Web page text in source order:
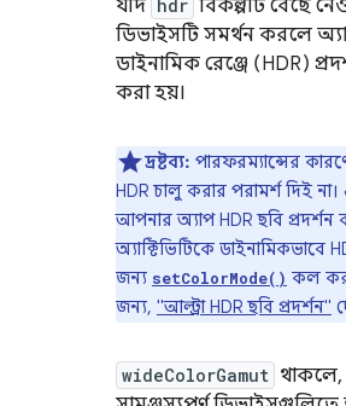
যদি hdr বিকল্পটি বেছে
ডিভাইসটি সমর্থন করলে
ডাইনামিক রেঞ্জে (HDR)
করা হয়।
দ্রষ্টব্য: পারফরম্যান্সের
HDR চালু করার পরামর্শ দিই
আপনার অ্যাপ HDR ছবি প্রদর্শন
অ্যাক্টিভিটিকে ডাইনামিকভাবে
জন্য setColorMode() কল
জন্য, "আল্ট্রা HDR ছবি প্রদর্শন"
wideColorGamut